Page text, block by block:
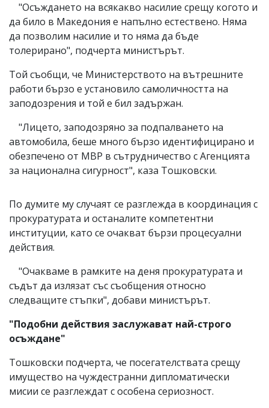
"Осъждането на всякакво насилие срещу когото и
да било в Македония е напълно естествено. Няма
да позволим насилие и то няма да бъде
толерирано", подчерта министърът.
Той съобщи, че Министерството на вътрешните
работи бързо е установило самоличността на
заподозрения и той е бил задържан.
"Лицето, заподозряно за подпалването на
автомобила, беше много бързо идентифицирано и
обезпечено от МВР в сътрудничество с Агенцията
за национална сигурност", каза Тошковски.
По думите му случаят се разглежда в координация с
прокуратурата и останалите компетентни
институции, като се очакват бързи процесуални
действия.
"Очакваме в рамките на деня прокуратурата и
съдът да излязат със съобщения относно
следващите стъпки", добави министърът.
"Подобни действия заслужават най-строго
осъждане"
Тошковски подчерта, че посегателствата срещу
имущество на чуждестранни дипломатически
мисии се разглеждат с особена сериозност.